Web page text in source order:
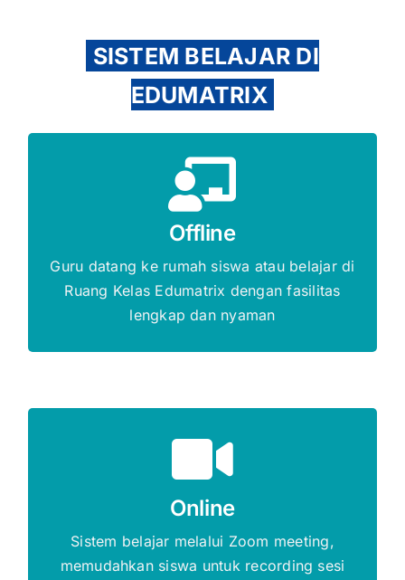
SISTEM BELAJAR DI
EDUMATRIX
Offline
Guru datang ke rumah siswa atau belajar di
Ruang Kelas Edumatrix dengan fasilitas
lengkap dan nyaman
Gratis Biaya Pendaftaran
DAFTAR SEKARANG
Online
Sistem belajar melalui Zoom meeting,
memudahkan siswa untuk recording sesi
DAFTAR SEKARANG